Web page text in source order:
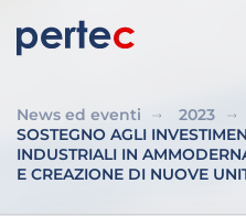
News ed eventi 2023
SOSTEGNO AGLI
INDUSTRIALI IN
E CREAZIONE DI NUOVE